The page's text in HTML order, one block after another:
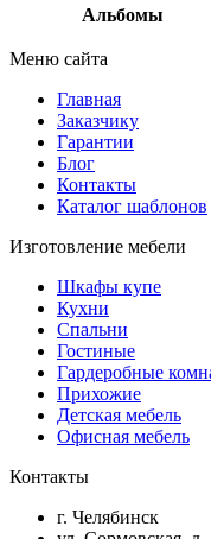
Альбомы
Меню сайта
Главная
Заказчику
Гарантии
Блог
Контакты
Каталог шаблонов
Изготовление мебели
Шкафы купе
Кухни
Спальни
Гостиные
Гардеробные
Прихожие
Детская мебель
Офисная мебель
Контакты
г. Челябинск